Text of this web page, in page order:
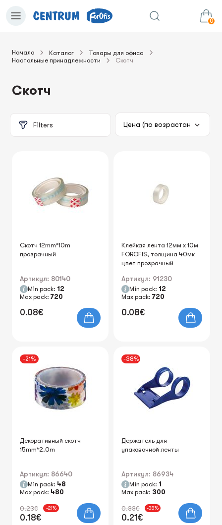
0
в корзину
Начало Каталог
Товары для офиса
Настольные принадлежности
Скотч
Скотч
Filters
Скотч 12mm*10m
прозрачный
Артикул: 80140
Min pack: 12
Max pack: 720
0.08€
Клейкая лента 12мм х 10м
FOROFIS, толщина 40мк
цвет прозрачный
Артикул: 91230
Min pack: 12
Max pack: 720
0.08€
-21%
Декоративный скотч
15mm*2.0m
Артикул: 86640
Min pack: 48
Max pack: 480
0.23€ -21%
0.18€
-38%
Держатель для
упаковочной ленты
Артикул: 86934
Min pack: 1
Max pack: 300
0.33€ -38%
0.21€